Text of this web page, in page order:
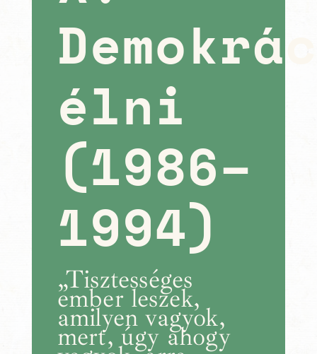
élni
(1986–
1994)
„Tisztességes
ember leszek,
amilyen vagyok,
mert, úgy ahogy